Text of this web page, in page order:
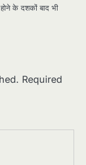
के दशकों बाद भी
Required